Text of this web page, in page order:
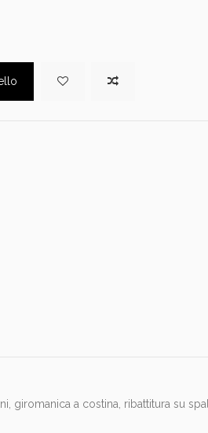
a costina, ribattitura su